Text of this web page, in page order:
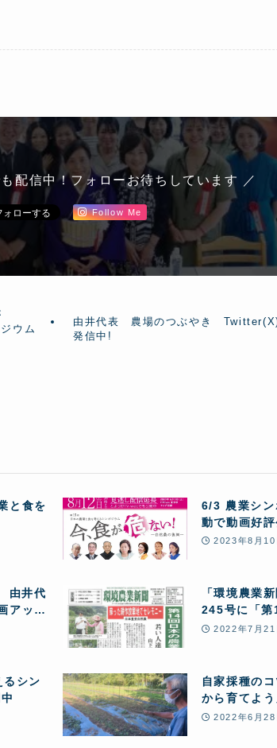
配信中！フォローお待ちしています ／
Follow Me
ウム
由井代表 農場のつぶやき Twitter(X)
発信中!
と食を
6/3 農業シ
動で動画好
2023年8月10
由井代
アッ
ない!
「環境農業
245号に「第
考えるシンポ
2022年7月21
シン
自家採種の
から育てよ
2022年6月28